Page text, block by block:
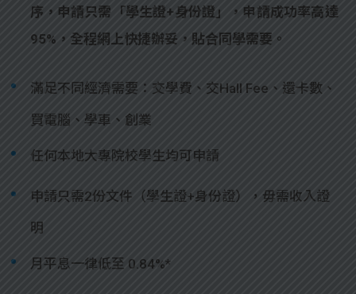
序，申請只需「學生證+身份證」，申請成功率高達
95%，全程網上快捷辦妥，貼合同學需要。
滿足不同經濟需要：交學費、交Hall Fee、還卡數、
買電腦、學車、創業
任何本地大專院校學生均可申請
申請只需2份文件（學生證+身份證），毋需收入證
明
月平息一律低至 0.84%*